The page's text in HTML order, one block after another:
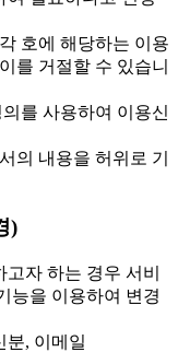
호에 해당하는 이용
를 거절할 수 있습니
를 사용하여 이용신
의 내용을 허위로 기
)
자 하는 경우 서비
능을 이용하여 변경
, 이메일